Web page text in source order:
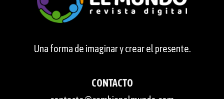
Una forma de imaginar y crear el presente.
CONTACTO